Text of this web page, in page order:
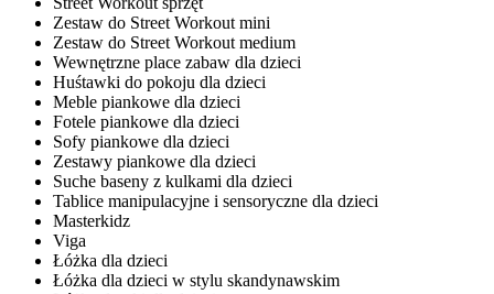
Zestaw do Street Workout mini
Zestaw do Street Workout medium
Wewnętrzne place zabaw dla dzieci
Huśtawki do pokoju dla dzieci
Meble piankowe dla dzieci
Fotele piankowe dla dzieci
Sofy piankowe dla dzieci
Zestawy piankowe dla dzieci
Suche baseny z kulkami dla dzieci
Tablice manipulacyjne i sensoryczne dla dzieci
Masterkidz
Viga
Łóżka dla dzieci
Łóżka dla dzieci w stylu skandynawskim